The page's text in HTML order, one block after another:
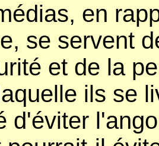
en
se servent
et de la
ils se
d'éviter